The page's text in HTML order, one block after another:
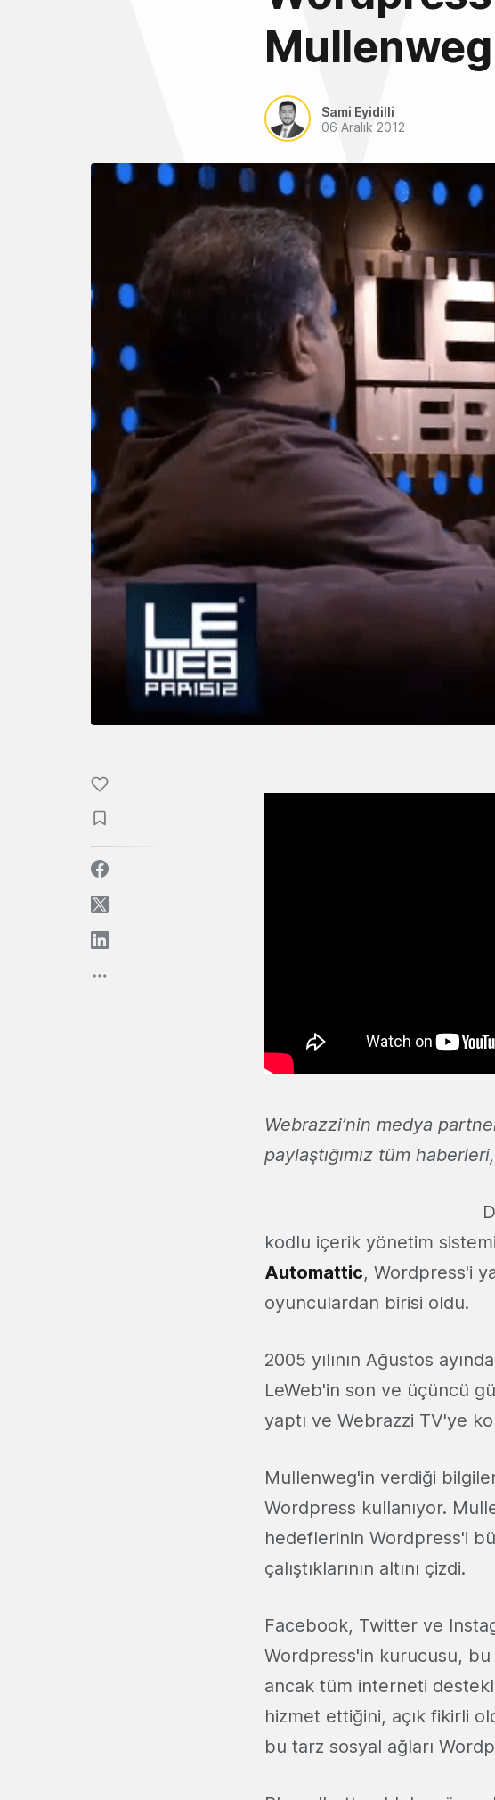
Sami Eyidilli
06 Aralık 2012
Webrazzi’nin medya
paylaştığımız tüm
kodlu içerik yönetim
Automattic, Wordpress'i
oyunculardan birisi oldu.
2005 yılının Ağustos
LeWeb'in son ve üçüncü
yaptı ve Webrazzi TV'ye
Mullenweg'in verdiği
Wordpress kullanıyor.
hedeflerinin Wordpress'i
çalıştıklarının altını çizdi.
Facebook, Twitter ve
Wordpress'in kurucusu, bu
ancak tüm interneti
hizmet ettiğini, açık fikirli
bu tarz sosyal ağları